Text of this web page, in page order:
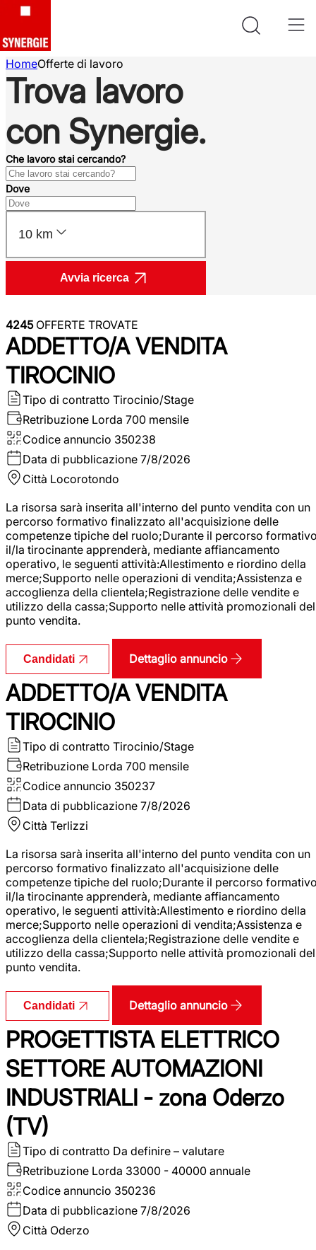
HomeOfferte di lavoro
Trova lavoro
con Synergie.
Che lavoro stai cercando?
Dove
10 km
Avvia ricerca
4245OFFERTE TROVATE
ADDETTO/A VENDITA
TIROCINIO
Tipo di contratto Tirocinio/Stage
Retribuzione Lorda 700 mensile
Codice annuncio 350238
Data di pubblicazione 7/8/2026
Città Locorotondo
La risorsa sarà inserita all'interno del punto vendita con un
percorso formativo finalizzato all'acquisizione delle
competenze tipiche del ruolo;Durante il percorso
il/la tirocinante apprenderà, mediante affiancamento
operativo, le seguenti attività:Allestimento e riordino della
merce;Supporto nelle operazioni di vendita;Assistenza e
accoglienza della clientela;Registrazione delle vendite e
utilizzo della cassa;Supporto nelle attività promozionali del
punto vendita.
Candidati Dettaglio annuncio
ADDETTO/A VENDITA
TIROCINIO
Tipo di contratto Tirocinio/Stage
Retribuzione Lorda 700 mensile
Codice annuncio 350237
Data di pubblicazione 7/8/2026
Città Terlizzi
La risorsa sarà inserita all'interno del punto vendita con un
percorso formativo finalizzato all'acquisizione delle
competenze tipiche del ruolo;Durante il percorso
il/la tirocinante apprenderà, mediante affiancamento
operativo, le seguenti attività:Allestimento e riordino della
merce;Supporto nelle operazioni di vendita;Assistenza e
accoglienza della clientela;Registrazione delle vendite e
utilizzo della cassa;Supporto nelle attività promozionali del
punto vendita.
Candidati Dettaglio annuncio
PROGETTISTA ELETTRICO
SETTORE AUTOMAZIONI
INDUSTRIALI - zona Oderzo
(TV)
Tipo di contratto Da definire – valutare
Retribuzione Lorda 33000 - 40000 annuale
Codice annuncio 350236
Data di pubblicazione 7/8/2026
Città Oderzo